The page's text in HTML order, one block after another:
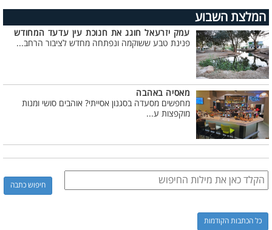
המלצת השבוע
עמק יזרעאל חוגג את חנוכת עין עדעד המחודש
פנינת טבע ששוקמה ונפתחה מחדש לציבור הרחב...
מאסיה באהבה
מחפשים מסעדה בסגנון אסייתי? אוהבים סושי ומנות
מוקפצות ע...
כל הכתבות הקודמות